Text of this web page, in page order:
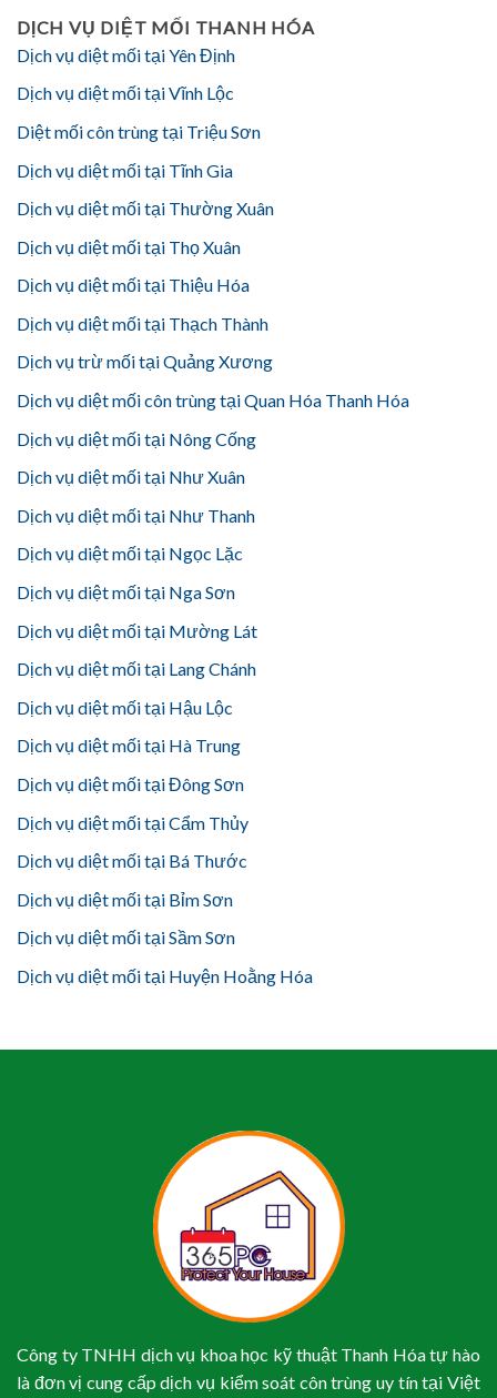
DỊCH VỤ DIỆT MỐI THANH HÓA
Dịch vụ diệt mối tại Yên Định
Dịch vụ diệt mối tại Vĩnh Lộc
Diệt mối côn trùng tại Triệu Sơn
Dịch vụ diệt mối tại Tĩnh Gia
Dịch vụ diệt mối tại Thường Xuân
Dịch vụ diệt mối tại Thọ Xuân
Dịch vụ diệt mối tại Thiệu Hóa
Dịch vụ diệt mối tại Thạch Thành
Dịch vụ trừ mối tại Quảng Xương
Dịch vụ diệt mối côn trùng tại Quan Hóa Thanh Hóa
Dịch vụ diệt mối tại Nông Cống
Dịch vụ diệt mối tại Như Xuân
Dịch vụ diệt mối tại Như Thanh
Dịch vụ diệt mối tại Ngọc Lặc
Dịch vụ diệt mối tại Nga Sơn
Dịch vụ diệt mối tại Mường Lát
Dịch vụ diệt mối tại Lang Chánh
Dịch vụ diệt mối tại Hậu Lộc
Dịch vụ diệt mối tại Hà Trung
Dịch vụ diệt mối tại Đông Sơn
Dịch vụ diệt mối tại Cẩm Thủy
Dịch vụ diệt mối tại Bá Thước
Dịch vụ diệt mối tại Bỉm Sơn
Dịch vụ diệt mối tại Sầm Sơn
Dịch vụ diệt mối tại Huyện Hoằng Hóa
Công ty TNHH dịch vụ khoa học kỹ thuật Thanh Hóa tự hào
là đơn vị cung cấp dịch vụ kiểm soát côn trùng uy tín tại Việt